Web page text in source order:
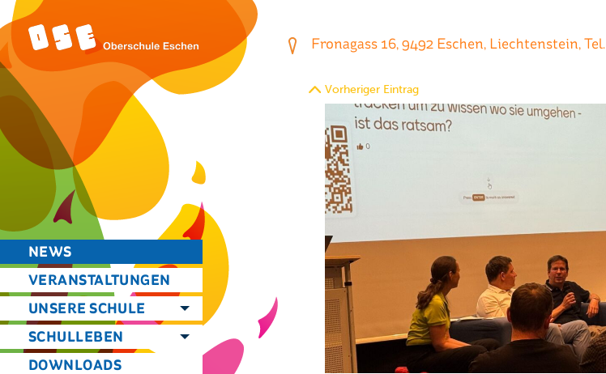
NEWS
VERANSTALTUNGEN
UNSERE SCHULE
SCHULLEBEN
DOWNLOADS
Fronagass 16, 9492 Eschen, Liechtenstein, Tel.
Vorheriger Eintrag